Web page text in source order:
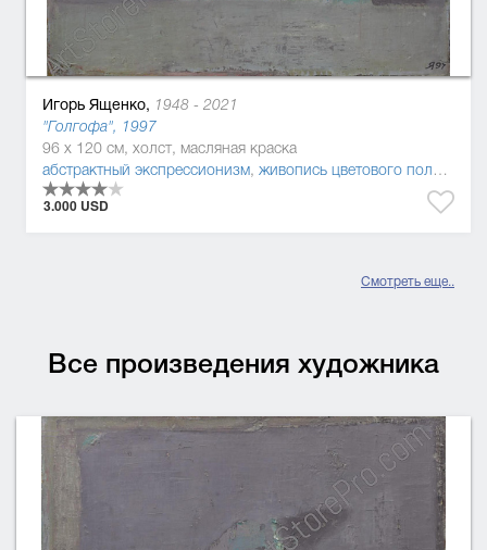
Игорь Ященко, 1948 - 2021
"Голгофа", 1997
96 x 120 см, холст, масляная краска
абстрактный экспрессионизм, живопись цветового поля ,
3.000 USD
Смотреть еще..
Все произведения художника